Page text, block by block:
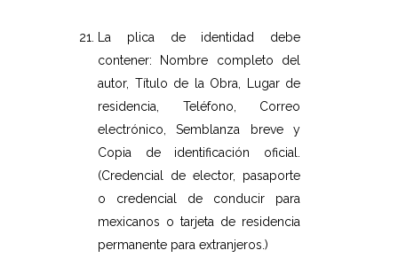
La plica de identidad debe
contener: Nombre completo del
autor, Título de la Obra, Lugar de
residencia, Teléfono, Correo
electrónico, Semblanza breve y
Copia de identificación oficial.
(Credencial de elector, pasaporte
o credencial de conducir para
mexicanos o tarjeta de residencia
permanente para extranjeros.)